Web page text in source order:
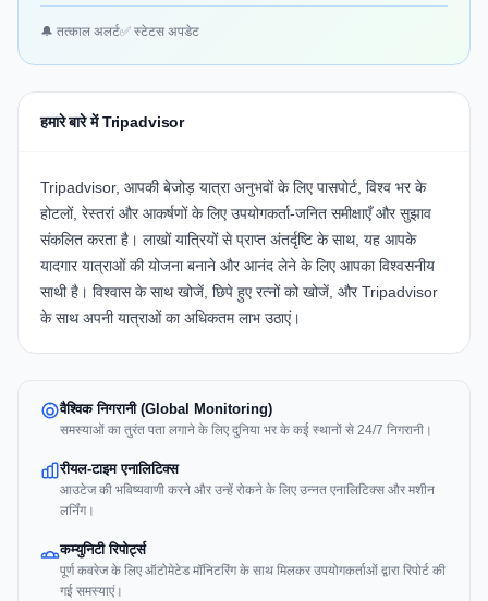
🔔 तत्काल अलर्ट✅ स्टेटस अपडेट
हमारे बारे में Tripadvisor
Tripadvisor, आपकी बेजोड़ यात्रा अनुभवों के लिए पासपोर्ट, विश्व भर के
होटलों, रेस्तरां और आकर्षणों के लिए उपयोगकर्ता-जनित समीक्षाएँ और सुझाव
संकलित करता है। लाखों यात्रियों से प्राप्त अंतर्दृष्टि के साथ, यह आपके
यादगार यात्राओं की योजना बनाने और आनंद लेने के लिए आपका विश्वसनीय
साथी है। विश्वास के साथ खोजें, छिपे हुए रत्नों को खोजें, और Tripadvisor
के साथ अपनी यात्राओं का अधिकतम लाभ उठाएं।
वैश्विक निगरानी (Global Monitoring)
समस्याओं का तुरंत पता लगाने के लिए दुनिया भर के कई स्थानों से 24/7 निगरानी।
रीयल-टाइम एनालिटिक्स
आउटेज की भविष्यवाणी करने और उन्हें रोकने के लिए उन्नत एनालिटिक्स और मशीन
लर्निंग।
कम्युनिटी रिपोर्ट्स
पूर्ण कवरेज के लिए ऑटोमेटेड मॉनिटरिंग के साथ मिलकर उपयोगकर्ताओं द्वारा रिपोर्ट की
गई समस्याएं।